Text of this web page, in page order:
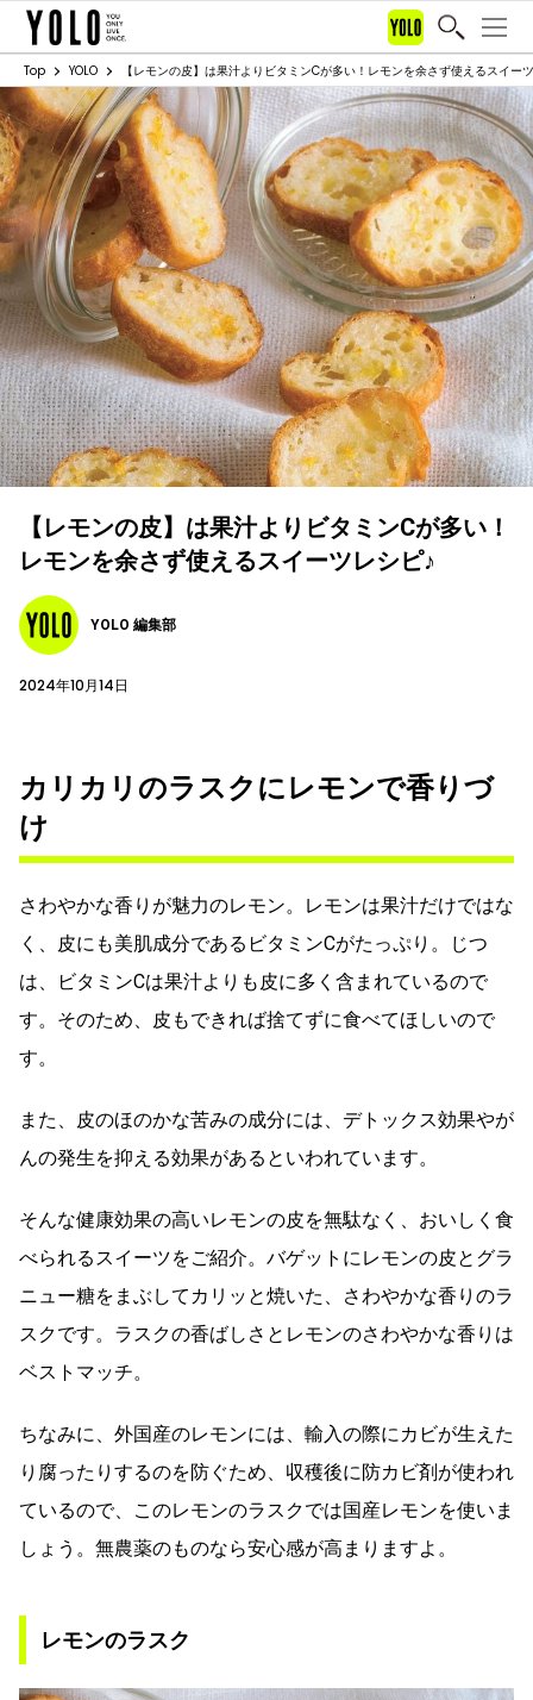
Top YOLO 【レモンの皮】は果汁よりビタミンCが多い！レモンを余さず使えるスイー
【レモンの皮】は果汁よりビタミンCが多い！
レモンを余さず使えるスイーツレシピ♪
YOLO 編集部
2024年10月14日
カリカリのラスクにレモンで香りづ
け
さわやかな香りが魅力のレモン。レモンは果汁だけではな
く、皮にも美肌成分であるビタミンCがたっぷり。じつ
は、ビタミンCは果汁よりも皮に多く含まれているので
す。そのため、皮もできれば捨てずに食べてほしいので
す。
また、皮のほのかな苦みの成分には、デトックス効果やが
んの発生を抑える効果があるといわれています。
そんな健康効果の高いレモンの皮を無駄なく、おいしく食
べられるスイーツをご紹介。バゲットにレモンの皮とグラ
ニュー糖をまぶしてカリッと焼いた、さわやかな香りのラ
スクです。ラスクの香ばしさとレモンのさわやかな香りは
ベストマッチ。
ちなみに、外国産のレモンには、輸入の際にカビが生えた
り腐ったりするのを防ぐため、収穫後に防カビ剤が使われ
ているので、このレモンのラスクでは国産レモンを使いま
しょう。無農薬のものなら安心感が高まりますよ。
レモンのラスク